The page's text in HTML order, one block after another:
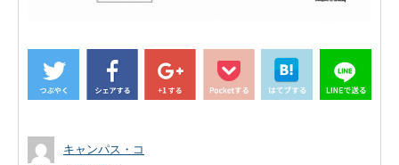
キャンパス・コ